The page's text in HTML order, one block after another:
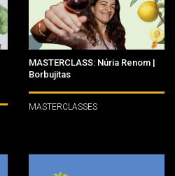
MASTERCLASS: Núria Renom |
Borbujitas
MASTERCLASSES